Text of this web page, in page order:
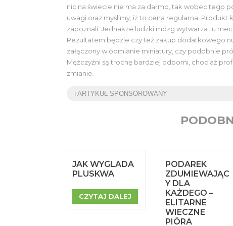
nic na świecie nie ma za darmo, tak wobec tego
uwagi oraz myślimy, iż to cena regularna.
zapoznali. Jednakże ludzki mózg wytwarza tu
Rezultatem będzie czy też zakup dodatkowego
załączony w odmianie miniatury, czy podobnie
Mężczyźni są trochę bardziej odporni, chociaż
zmianie.
ℹ️ ARTYKUŁ SPONSOROWANY
JAK WYGLADA
PLUSKWA
CZYTAJ DALEJ
PODAREK
ZDUMIEWAJĄC
Y DLA
KAŻDEGO –
ELITARNE
WIECZNE
PIÓRA